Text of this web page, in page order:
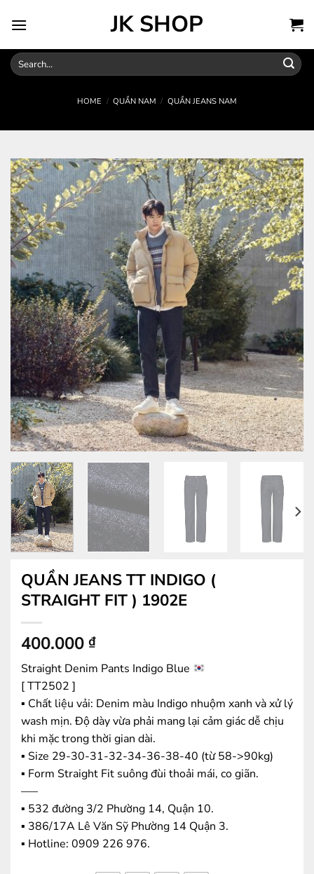
JK SHOP
Search
for:
HOME / QUẦN NAM / QUẦN JEANS NAM
QUẦN JEANS TT INDIGO (
STRAIGHT FIT ) 1902E
400.000 ₫
Straight Denim Pants Indigo Blue
[ TT2502 ]
▪️ Chất liệu vải: Denim màu Indigo nhuộm xanh và xử lý
wash mịn. Độ dày vừa phải mang lại cảm giác dễ chịu
khi mặc trong thời gian dài.
▪️ Size 29-30-31-32-34-36-38-40 (từ 58->90kg)
▪️ Form Straight Fit suông đùi thoải mái, co giãn.
—–
▪️ 532 đường 3/2 Phường 14, Quận 10.
▪️ 386/17A Lê Văn Sỹ Phường 14 Quận 3.
▪️ Hotline: ‭0909 226 976.